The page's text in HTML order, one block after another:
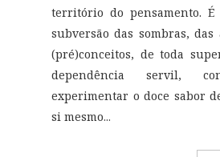
território do pensamento. É
subversão das sombras, das
(pré)conceitos, de toda
dependência servil,
experimentar o doce sabor
si mesmo...